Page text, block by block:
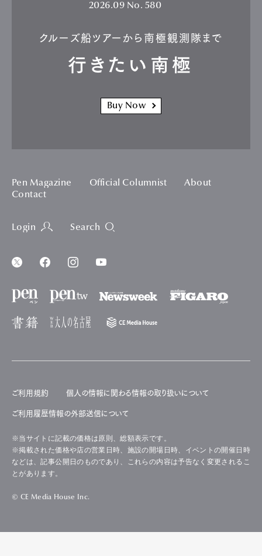
2026.09 No. 580
クルーズ船ツアーから南極観測隊まで
行きたい南極
Buy Now
Pen Magazine Official Columnist
About
Contact
Login Search
ご利用規約 個人の情報に関わる情報の取り扱いについて
ご利用履歴情報の外部送信について
※当サイトに記載の価格は原則、総額表示です。
※掲載された価格や店の営業日時、施設の開場日時、イベントの開催日時
などは、記事公開日のものであり、これらの内容は予告なく変更されるこ
とがあります。
© CE Media House Inc.